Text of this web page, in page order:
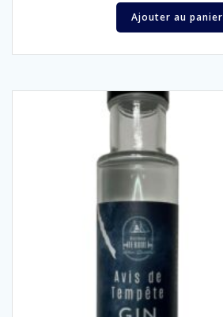
Ajouter au panier